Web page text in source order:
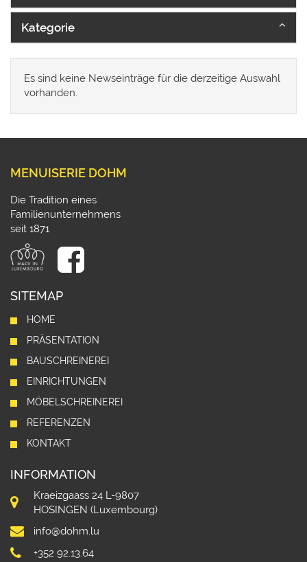
Kategorie
Es sind keine Newseinträge für die derzeitige Auswahl
vorhanden.
MENUISERIE DOHM
Die Tradition eines
Familienunternehmens
seit 1871
SITEMAP
HOME
PRÄSENTATION
BAUSCHREINEREI
EINRICHTUNGEN
MÖBELSCHREINEREI
REFERENZEN
KONTAKT
INFORMATION
Kraeizgaass 24 L-9807
HOSINGEN (Luxembourg)
info@dohm.lu
+352 92.13.64